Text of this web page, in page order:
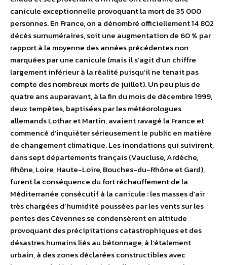
canicule exceptionnelle provoquant la mort de 35 000
personnes. En France, on a dénombré officiellement 14 802
décès surnuméraires, soit une augmentation de 60 % par
rapport à la moyenne des années précédentes non
marquées par une canicule (mais il s’agit d’un chiffre
largement inférieur à la réalité puisqu’il ne tenait pas
compte des nombreux morts de juillet). Un peu plus de
quatre ans auparavant, à la fin du mois de décembre 1999,
deux tempêtes, baptisées par les météorologues
allemands Lothar et Martin, avaient ravagé la France et
commencé d’inquiéter sérieusement le public en matière
de changement climatique. Les inondations qui suivirent,
dans sept départements français (Vaucluse, Ardèche,
Rhône, Loire, Haute-Loire, Bouches-du-Rhône et Gard),
furent la conséquence du fort réchauffement de la
Méditerranée consécutif à la canicule : les masses d’air
très chargées d’humidité poussées par les vents sur les
pentes des Cévennes se condensèrent en altitude
provoquant des précipitations catastrophiques et des
désastres humains liés au bétonnage, à l’étalement
urbain, à des zones déclarées constructibles avec